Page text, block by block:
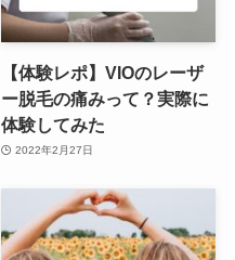
【体験レポ】VIOのレーザ
ー脱毛の痛みって？実際に
体験してみた
2022年2月27日